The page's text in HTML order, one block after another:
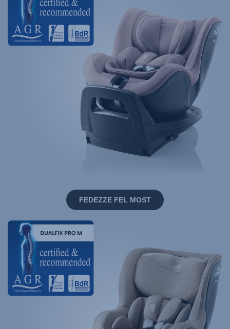
FEDEZZE FEL MOST